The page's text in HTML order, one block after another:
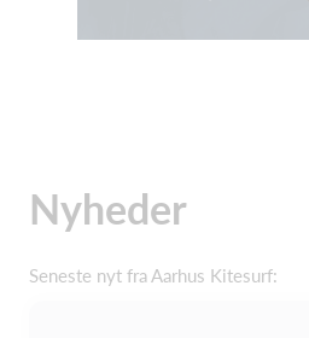
Nyheder
Seneste nyt fra Aarhus Kitesurf: